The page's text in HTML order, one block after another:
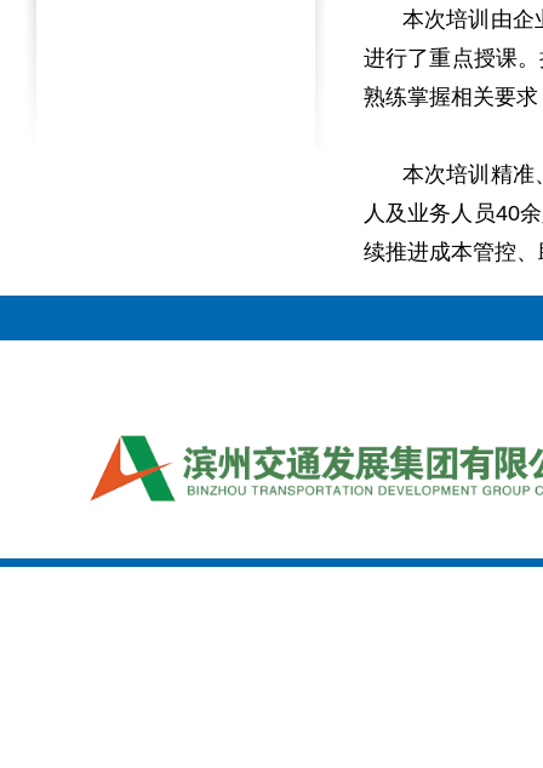
本次培训由企业
进行了重点授课
熟练掌握相关要
本次培训精准、
人及业务人员40
续推进成本管控